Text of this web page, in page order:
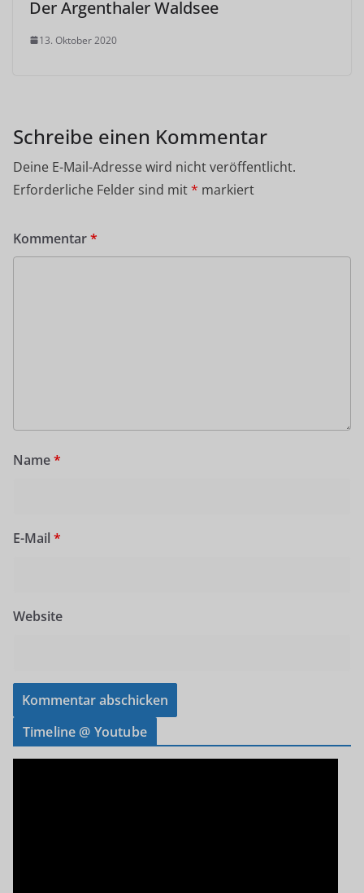
Der Argenthaler Waldsee
13. Oktober 2020
Schreibe einen Kommentar
Deine E-Mail-Adresse wird nicht veröffentlicht.
Erforderliche Felder sind mit* markiert
Kommentar*
Name*
E-Mail *
Website
Timeline @ Youtube